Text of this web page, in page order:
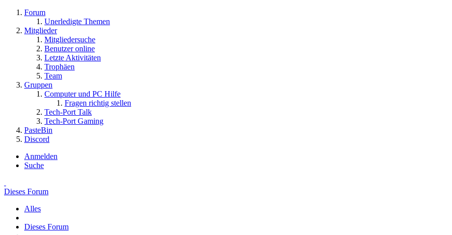
Forum
Unerledigte Themen
Mitglieder
Mitgliedersuche
Benutzer online
Letzte Aktivitäten
Trophäen
Team
Gruppen
Computer und PC Hilfe
Fragen richtig stellen
Tech-Port Talk
Tech-Port Gaming
PasteBin
Discord
Anmelden
Suche
Dieses Forum
Alles
Dieses Forum